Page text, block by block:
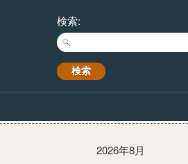
検索:
2026年8月